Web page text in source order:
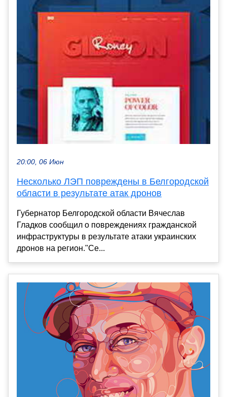
20:00, 06 Июн
Несколько ЛЭП повреждены в Белгородской
области в результате атак дронов
Губернатор Белгородской области Вячеслав
Гладков сообщил о повреждениях гражданской
инфраструктуры в результате атаки украинских
дронов на регион."Се...